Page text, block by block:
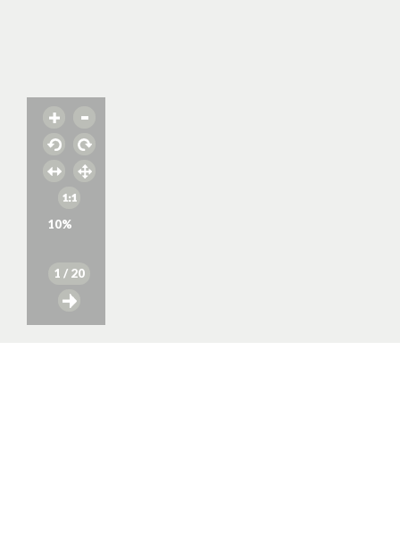
10%
1 / 20